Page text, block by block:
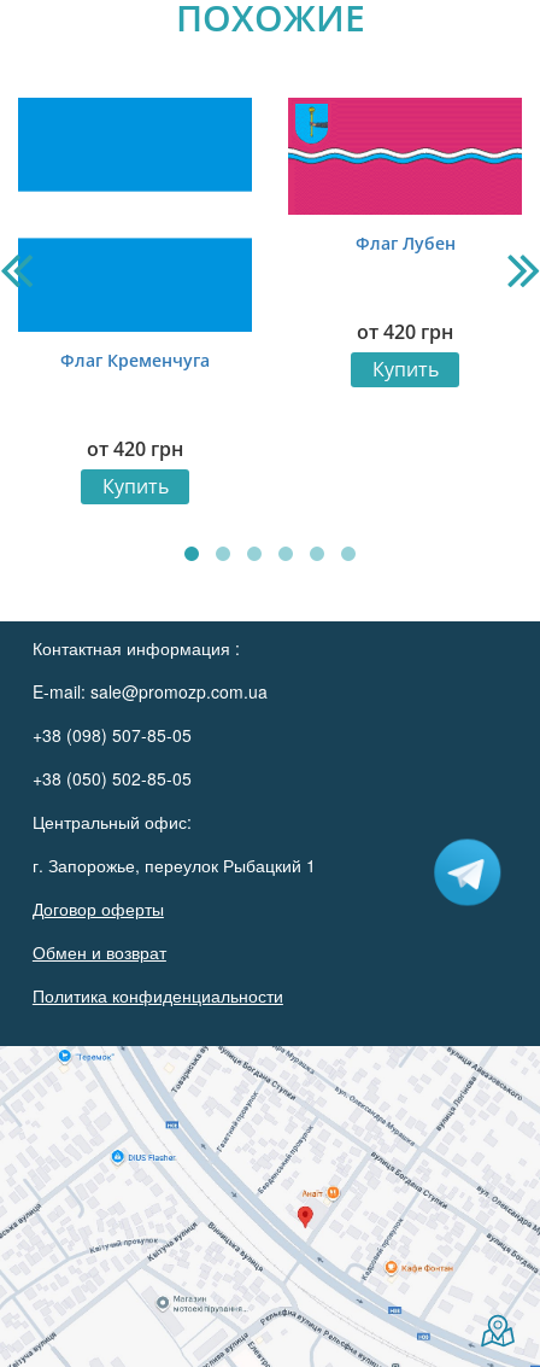
ПОХОЖИЕ
Флаг Кременчуга
от420 грн
Купить
Флаг Лубен
от420 грн
Купить
Контактная информация :
E-mail: sale@promozp.com.ua
+38 (098) 507-85-05
+38 (050) 502-85-05
Центральный офис:
г. Запорожье, переулок Рыбацкий 1
Договор оферты
Обмен и возврат
Политика конфиденциальности